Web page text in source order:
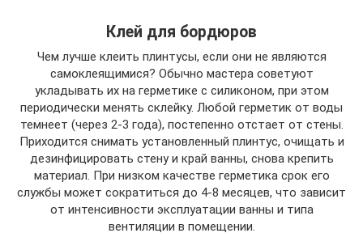
Клей для бордюров
Чем лучше клеить плинтусы, если они не являются
самоклеящимися? Обычно мастера советуют
укладывать их на герметике с силиконом, при этом
периодически менять склейку. Любой герметик от воды
темнеет (через 2-3 года), постепенно отстает от стены.
Приходится снимать установленный плинтус, очищать и
дезинфицировать стену и край ванны, снова крепить
материал. При низком качестве герметика срок его
службы может сократиться до 4-8 месяцев, что зависит
от интенсивности эксплуатации ванны и типа
вентиляции в помещении.